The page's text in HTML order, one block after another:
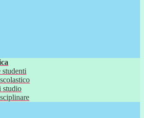
studenti
studio